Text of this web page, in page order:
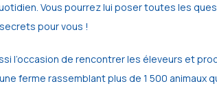
Vous pourrez lui poser toutes les
pour vous !
l’occasion de rencontrer les éleveurs et
ferme rassemblant plus de 1 500